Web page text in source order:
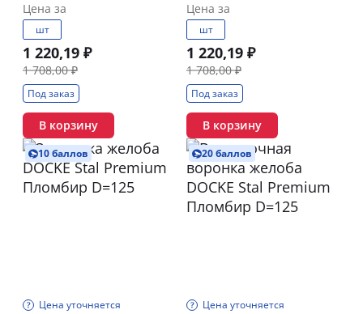
Цена за
шт
1 220,19 ₽
1 708,00 ₽
Под заказ
В корзину
Цена за
шт
1 220,19 ₽
1 708,00 ₽
Под заказ
В корзину
10 баллов
Цена уточняется
20 баллов
Цена уточняется